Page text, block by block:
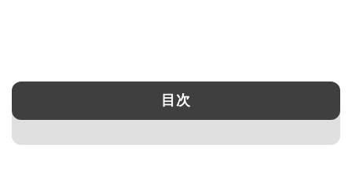
目次